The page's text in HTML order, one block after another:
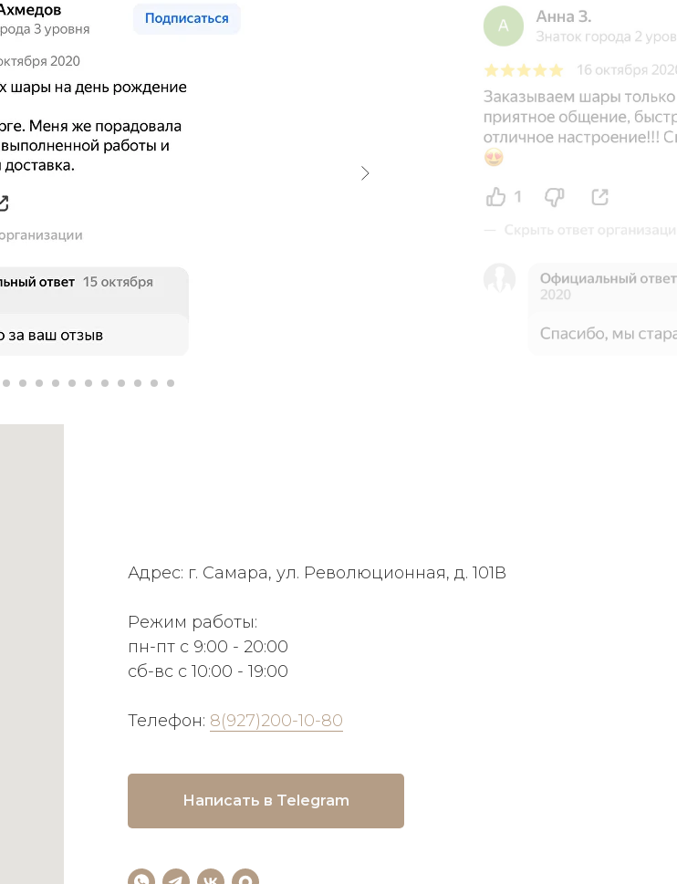
Адрес: г. Самара, ул. Революционная, д. 101В
Режим работы:
пн-пт с 9:00 - 20:00
сб-вс с 10:00 - 19:00
Телефон: 8(927)200-10-80
Написать в Telegram